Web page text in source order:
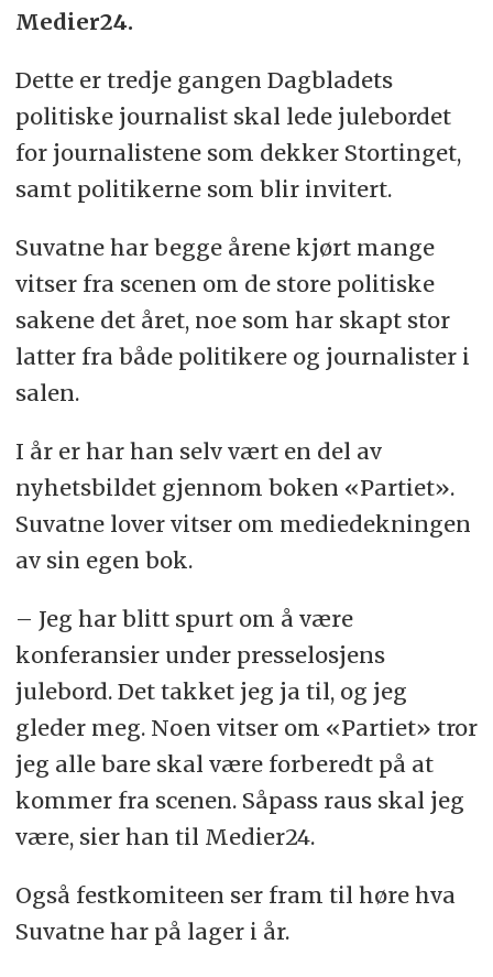
Medier24.
Dette er tredje gangen Dagbladets
politiske journalist skal lede julebordet
for journalistene som dekker Stortinget,
samt politikerne som blir invitert.
Suvatne har begge årene kjørt mange
vitser fra scenen om de store politiske
sakene det året, noe som har skapt stor
latter fra både politikere og journalister i
salen.
I år er har han selv vært en del av
nyhetsbildet gjennom boken «Partiet».
Suvatne lover vitser om mediedekningen
av sin egen bok.
– Jeg har blitt spurt om å være
konferansier under presselosjens
julebord. Det takket jeg ja til, og jeg
gleder meg. Noen vitser om «Partiet» tror
jeg alle bare skal være forberedt på at
kommer fra scenen. Såpass raus skal jeg
være, sier han til Medier24.
Også festkomiteen ser fram til høre hva
Suvatne har på lager i år.